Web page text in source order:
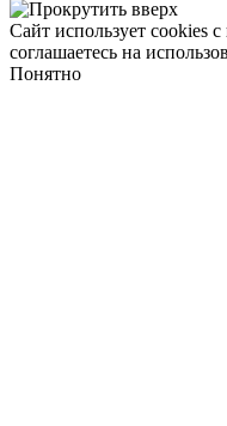
Сайт использует cookies
соглашаетесь на
Понятно